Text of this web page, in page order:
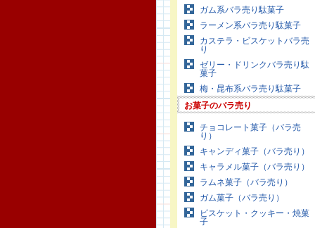
ガム系バラ売り駄菓子
ラーメン系バラ売り駄菓子
カステラ・ビスケットバラ売
り
ゼリー・ドリンクバラ売り駄
菓子
梅・昆布系バラ売り駄菓子
お菓子のバラ売り
チョコレート菓子（バラ売
り）
キャンディ菓子（バラ売り）
キャラメル菓子（バラ売り）
ラムネ菓子（バラ売り）
ガム菓子（バラ売り）
ビスケット・クッキー・焼菓
子